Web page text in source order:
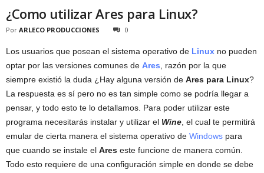
¿Como utilizar Ares para Linux?
Por ARLECO PRODUCCIONES 0
Los usuarios que posean el sistema operativo de Linux no pueden
optar por las versiones comunes de Ares , razón por la que
siempre existió la duda ¿Hay alguna versión de Ares para Linux?
La respuesta es sí pero no es tan simple como se podría llegar a
pensar, y todo esto te lo detallamos. Para poder utilizar este
programa necesitarás instalar y utilizar el Wine , el cual te permitirá
emular de cierta manera el sistema operativo de Windows para
que cuando se instale el Ares este funcione de manera común.
Todo esto requiere de una configuración simple en donde se debe